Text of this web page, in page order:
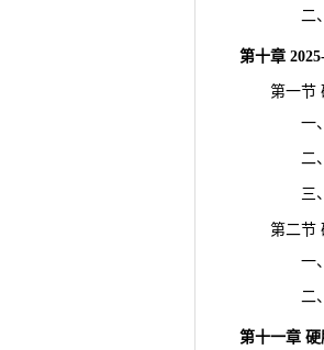
二、发
第十章
第一节
一、行
二、行
三、
第二节
一、关
二、需
第十一章